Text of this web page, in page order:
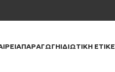
ΠΑΡΑΓΩΓΉΙΔΙΩΤΙΚΉ